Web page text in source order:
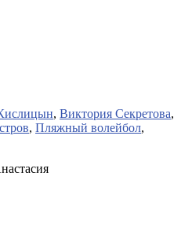
, Виктория Секретова,
, Пляжный волейбол,